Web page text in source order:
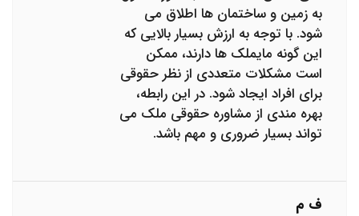
به زمین و ساختمان ها اطلاق می
شود. با توجه به ارزش بسیار بالایی که
این گونه مایملک ها دارند، ممکن
است مشکلات متعددی از نظر حقوقی
برای افراد ایجاد شود. در این رابطه،
بهره مندی از مشاوره حقوقی ملک می
تواند بسیار ضروری و مهم باشد.
ف م